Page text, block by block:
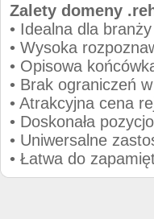
Zalety domeny
• Idealna dla
• Wysoka
• Opisowa
• Brak ograniczeń
• Atrakcyjna cena
• Doskonała
• Uniwersalne
• Łatwa do